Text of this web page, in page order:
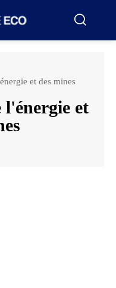
et des mines
et